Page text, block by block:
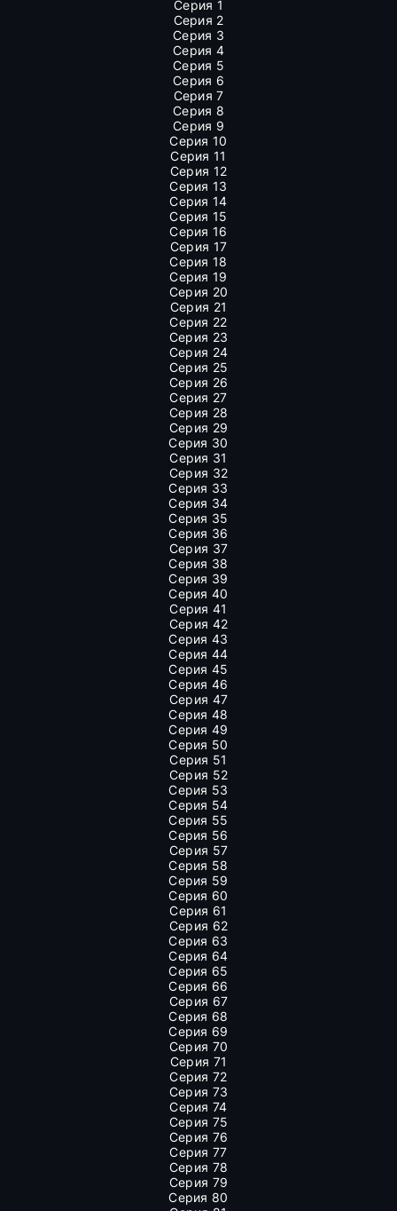
Серия 1
Серия 2
Серия 3
Серия 4
Серия 5
Серия 6
Серия 7
Серия 8
Серия 9
Серия 10
Серия 11
Серия 12
Серия 13
Серия 14
Серия 15
Серия 16
Серия 17
Серия 18
Серия 19
Серия 20
Серия 21
Серия 22
Серия 23
Серия 24
Серия 25
Серия 26
Серия 27
Серия 28
Серия 29
Серия 30
Серия 31
Серия 32
Серия 33
Серия 34
Серия 35
Серия 36
Серия 37
Серия 38
Серия 39
Серия 40
Серия 41
Серия 42
Серия 43
Серия 44
Серия 45
Серия 46
Серия 47
Серия 48
Серия 49
Серия 50
Серия 51
Серия 52
Серия 53
Серия 54
Серия 55
Серия 56
Серия 57
Серия 58
Серия 59
Серия 60
Серия 61
Серия 62
Серия 63
Серия 64
Серия 65
Серия 66
Серия 67
Серия 68
Серия 69
Серия 70
Серия 71
Серия 72
Серия 73
Серия 74
Серия 75
Серия 76
Серия 77
Серия 78
Серия 79
Серия 80